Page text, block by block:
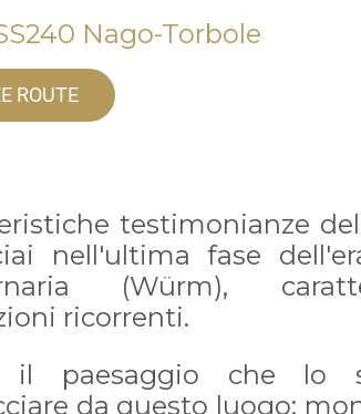
Nago-Torbole
ROUTE
testimonianze
nell'ultima fase
(Würm),
ricorrenti.
il paesaggio che lo
da questo luogo: